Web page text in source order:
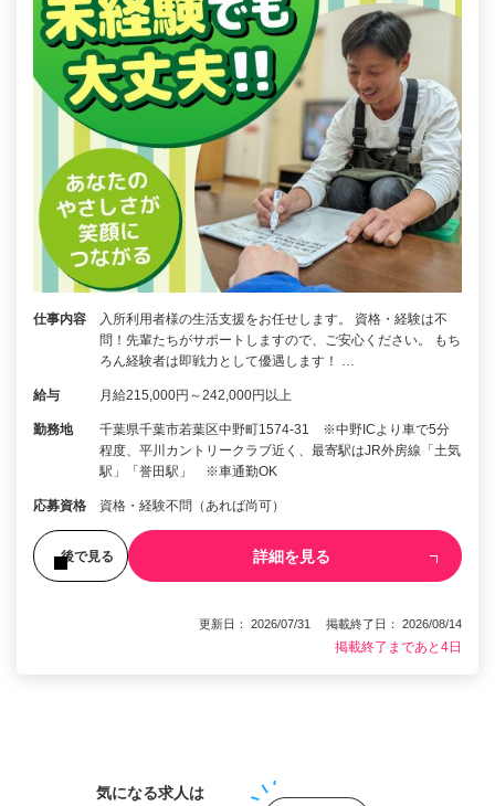
仕事内容
入所利用者様の生活支援をお任せします。 資格・経験は不
問！先輩たちがサポートしますので、ご安心ください。 もち
ろん経験者は即戦力として優遇します！ …
給与 月給215,000円～242,000円以上
勤務地
千葉県千葉市若葉区中野町1574-31 ※中野ICより車で5分
程度、平川カントリークラブ近く、最寄駅はJR外房線「土気
駅」「誉田駅」 ※車通勤OK
応募資格 資格・経験不問（あれば尚可）
後で見る 詳細を見る
更新日： 2026/07/31 掲載終了日： 2026/08/14
掲載終了まであと4日
気になる求人は